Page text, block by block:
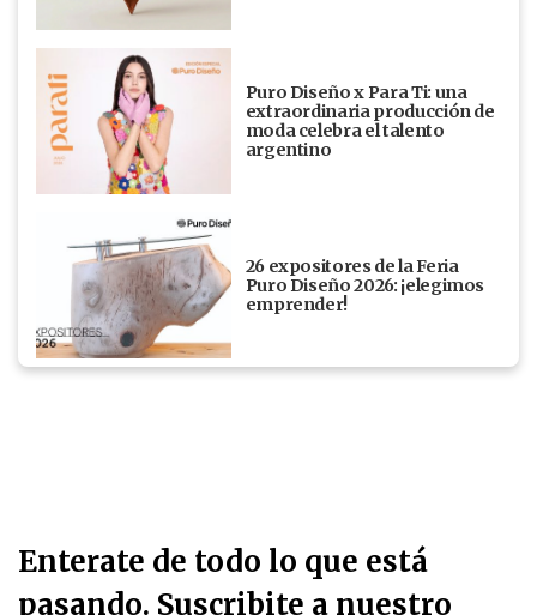
Puro Diseño x Para Ti: una
extraordinaria producción de
moda celebra el talento
argentino
26 expositores de la Feria
Puro Diseño 2026: ¡elegimos
emprender!
Enterate de todo lo que está
pasando. Suscribite a nuestro